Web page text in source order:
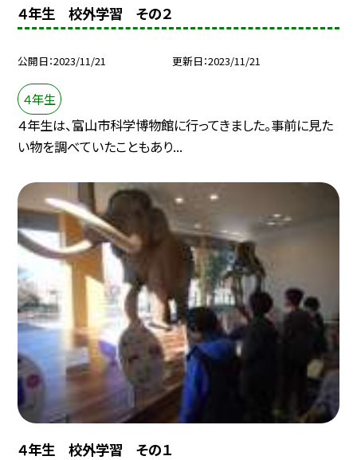
４年生 校外学習 その２
公開日 2023/11/21 更新日 2023/11/21
４年生
４年生は、富山市科学博物館に行ってきました。事前に見た
い物を調べていたこともあり...
４年生 校外学習 その１